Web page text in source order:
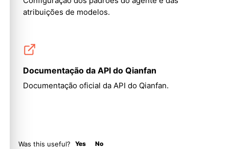
atribuições de modelos.
Documentação da API do Qianfan
Documentação oficial da API do Qianfan.
Was this useful? Yes No